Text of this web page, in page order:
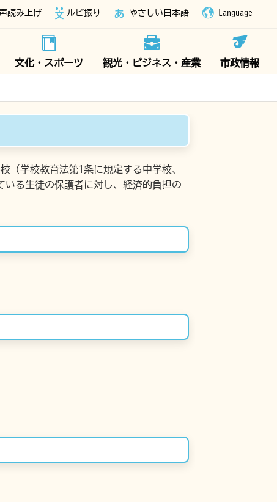
読み上げ ルビ振り やさしい日本語 Language
文化・スポーツ 観光・ビジネス・産業 市政情報
（学校教育法第1条に規定する中学校、
る生徒の保護者に対し、経済的負担の